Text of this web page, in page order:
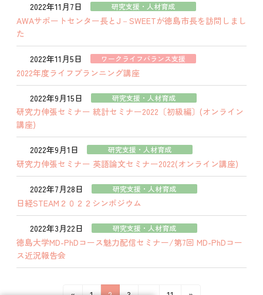
2022年11月7日 研究支援・人材育成
AWAサポートセンター長とJ－SWEETが徳島市長を訪問しまし
た
2022年11月5日 ワークライフバランス支援
2022年度ライフプランニング講座
2022年9月15日 研究支援・人材育成
研究力伸張セミナー 統計セミナー2022〔初級編〕(オンライン
講座)
2022年9月1日 研究支援・人材育成
研究力伸張セミナー 英語論文セミナー2022(オンライン講座)
2022年7月28日 研究支援・人材育成
日経STEAM２０２２シンポジウム
2022年3月22日 研究支援・人材育成
徳島大学MD-PhDコース魅力配信セミナー/第7回 MD-PhDコー
ス近況報告会